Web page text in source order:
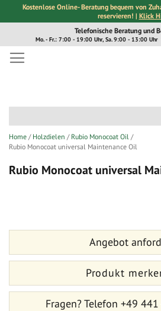
Kostenlose Online- Beratung bequem von
reservieren! | Klick
Inhalt
Telefonische Beratung und
Mo. - Fr.: 7:00 - 19:00 Uhr, Sa. 9:00 - 13:00 Uhr
Home Holzdielen
Rubio Monocoat Oil
Rubio Monocoat universal Maintenance Oil
Rubio Monocoat universal
Bildergalerie
Bildergalerie
Angebot
Produkt
Fragen?Telefon +49